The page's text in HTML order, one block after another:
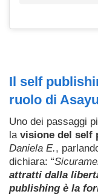
Il self
ruolo di
Uno dei passaggi
la visione del self
Daniela E.,
dichiara: “
attratti dalla
publishing è la